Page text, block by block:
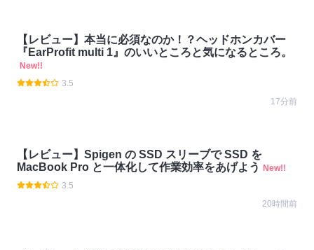
【レビュー】本当に必須なのか！？ヘッドホンカバー
『EarProfit multi 1』のいいところと気になるところ。
New!!
3.5
17分前
【レビュー】Spigen の SSD スリーブで SSD を
MacBook Pro と一体化して作業効率をあげよう
New!!
3.5
20時間前